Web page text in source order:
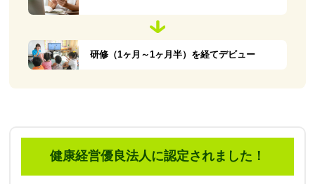
研修（1ヶ月～1ヶ月半）を経てデビュー
健康経営優良法人に認定されました！